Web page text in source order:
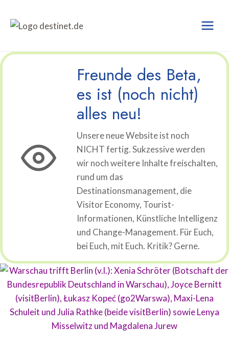
Inhalt
springen
Freunde des Beta,
es ist (noch nicht)
alles neu!
Unsere neue Website ist noch
NICHT fertig. Sukzessive werden
wir noch weitere Inhalte freischalten,
rund um das
Destinationsmanagement, die
Visitor Economy, Tourist-
Informationen, Künstliche Intelligenz
und Change-Management. Für Euch,
bei Euch, mit Euch. Kritik? Gerne.